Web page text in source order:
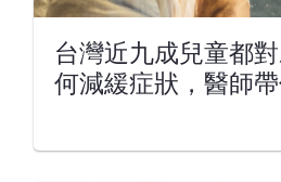
台灣近九成兒童都
何減緩症狀，醫師